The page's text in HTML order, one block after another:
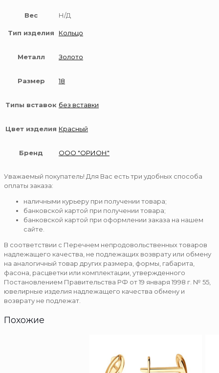
Вес Н/Д
Тип изделия Кольцо
Металл Золото
Размер 18
Типы вставок без вставки
Цвет изделия Красный
Бренд ООО "ОРИОН"
Уважаемый покупатель! Для Вас есть три удобных способа
оплаты заказа:
наличными курьеру при получении товара;
банковской картой при получении товара;
банковской картой при оформлении заказа на нашем
сайте.
В соответствии с Перечнем непродовольственных товаров
надлежащего качества, не подлежащих возврату или обмену
на аналогичный товар других размера, формы, габарита,
фасона, расцветки или комплектации, утвержденного
Постановлением Правительства РФ от 19 января 1998 г. № 55,
ювелирные изделия надлежащего качества обмену и
возврату не подлежат.
Похожие